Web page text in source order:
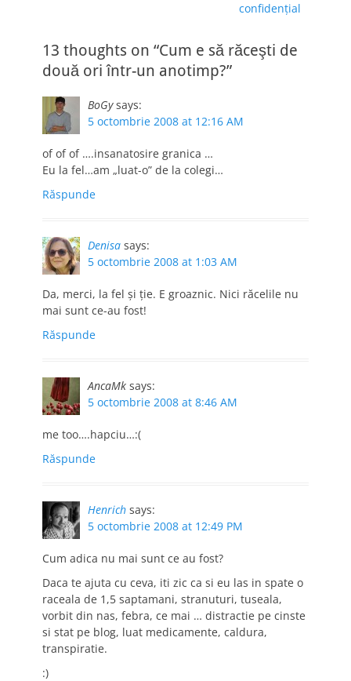
confidenţial
13 thoughts on “Cum e să răceşti de
două ori într-un anotimp?”
BoGy says:
5 octombrie 2008 at 12:16 AM
of of of ….insanatosire granica …
Eu la fel…am „luat-o” de la colegi…
Răspunde
Denisa says:
5 octombrie 2008 at 1:03 AM
Da, merci, la fel şi ţie. E groaznic. Nici răcelile nu
mai sunt ce-au fost!
Răspunde
AncaMk says:
5 octombrie 2008 at 8:46 AM
me too….hapciu…:(
Răspunde
Henrich says:
5 octombrie 2008 at 12:49 PM
Cum adica nu mai sunt ce au fost?
Daca te ajuta cu ceva, iti zic ca si eu las in spate o
raceala de 1,5 saptamani, stranuturi, tuseala,
vorbit din nas, febra, ce mai … distractie pe cinste
si stat pe blog, luat medicamente, caldura,
transpiratie.
:)